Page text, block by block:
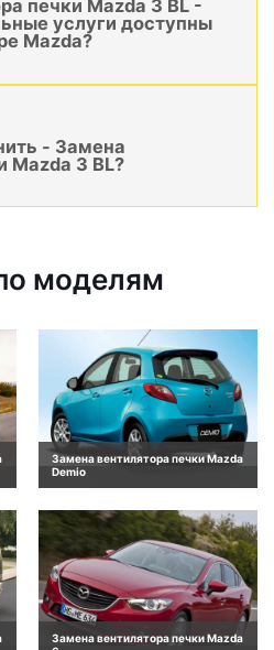
печки Mazda 3 BL -
услуги доступны
Mazda?
- Замена
Mazda 3 BL?
моделям
Замена вентилятора печки Mazda
Demio
Замена вентилятора печки Mazda